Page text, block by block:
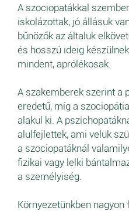
A szociopatákkal
iskolázottak, jó állásuk
bűnözők az általuk
és hosszú ideig
mindent, aprólékosak.
A szakemberek szerint a
eredetű, míg a
alakul ki. A
alulfejlettek, ami velük
a szociopatáknál
fizikai vagy lelki
a személyiség.
Környezetünkben nagyon